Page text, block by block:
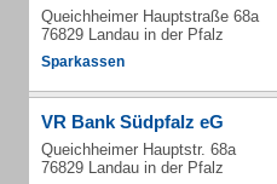
Queichheimer Hauptstraße 68a
76829 Landau in der Pfalz
Sparkassen
VR Bank Südpfalz eG
Queichheimer Hauptstr. 68a
76829 Landau in der Pfalz